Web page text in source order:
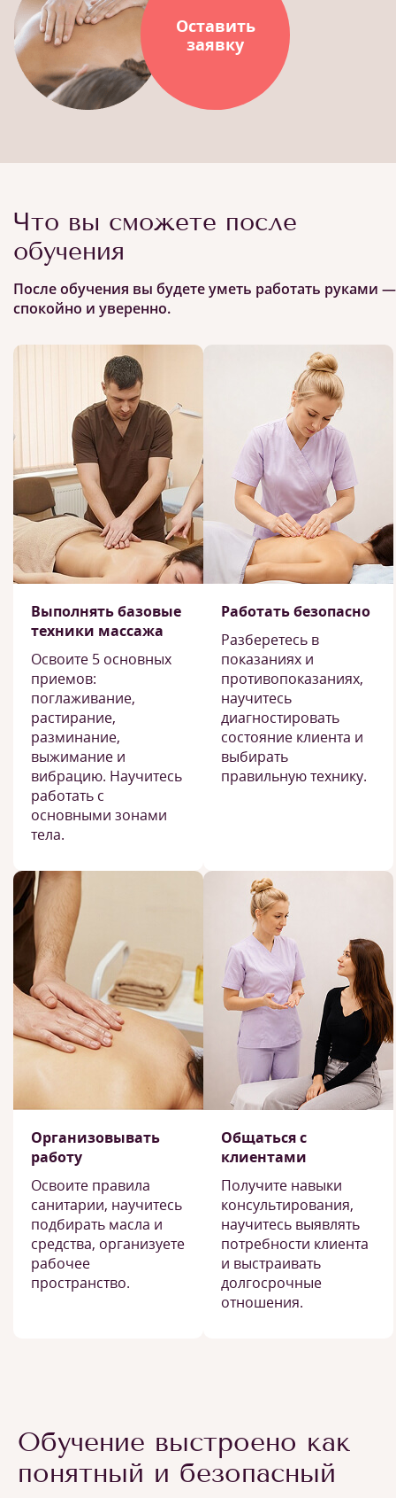
Оставить
заявку
Что вы сможете после
обучения
После обучения вы будете уметь работать руками —
спокойно и уверенно.
Выполнять базовые
техники массажа
Освоите 5 основных
приемов:
поглаживание,
растирание,
разминание,
выжимание и
вибрацию. Научитесь
работать с
основными зонами
тела.
Работать безопасно
Разберетесь в
показаниях и
противопоказаниях,
научитесь
диагностировать
состояние клиента и
выбирать
правильную технику.
Организовывать
работу
Освоите правила
санитарии, научитесь
подбирать масла и
средства, организуете
рабочее
пространство.
Общаться с
клиентами
Получите навыки
консультирования,
научитесь выявлять
потребности клиента
и выстраивать
долгосрочные
отношения.
Обучение выстроено как
понятный и безопасный